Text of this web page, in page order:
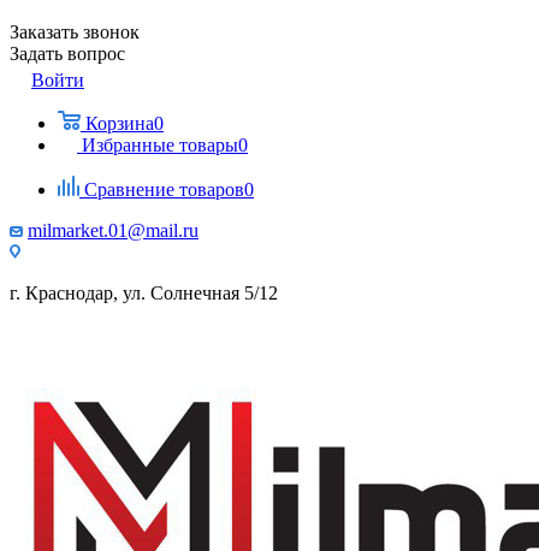
Заказать звонок
Задать вопрос
Войти
Корзина0
Избранные товары0
Сравнение товаров0
milmarket.01@mail.ru
г. Краснодар, ул. Солнечная 5/12